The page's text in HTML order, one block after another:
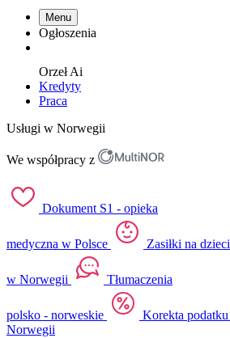
Menu
Ogłoszenia
OrzełAi
Kredyty
Praca
Usługi w Norwegii
We współpracy z
Dokument S1 - opieka
medyczna w Polsce Zasiłki na dzieci
w Norwegii Tłumaczenia
polsko - norweskie Korekta podatku
Norwegii